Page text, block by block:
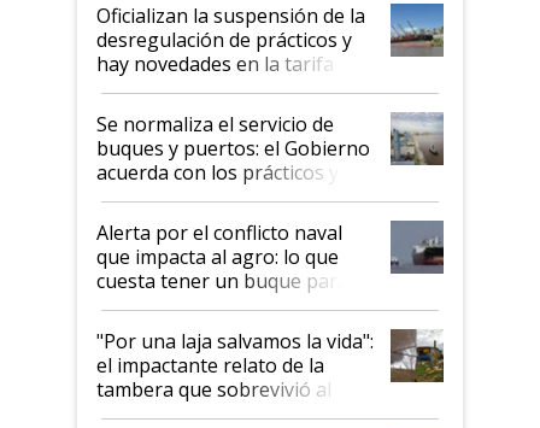
Oficializan la suspensión de la
desregulación de prácticos y
hay novedades en la tarifa de
la hidrovía
Se normaliza el servicio de
buques y puertos: el Gobierno
acuerda con los prácticos y
suspende el decreto de
desregulación
Alerta por el conflicto naval
que impacta al agro: lo que
cuesta tener un buque parado
y el peligro de que Argentina
pase a ser "país sucio"
"Por una laja salvamos la vida":
el impactante relato de la
tambera que sobrevivió al
tornado